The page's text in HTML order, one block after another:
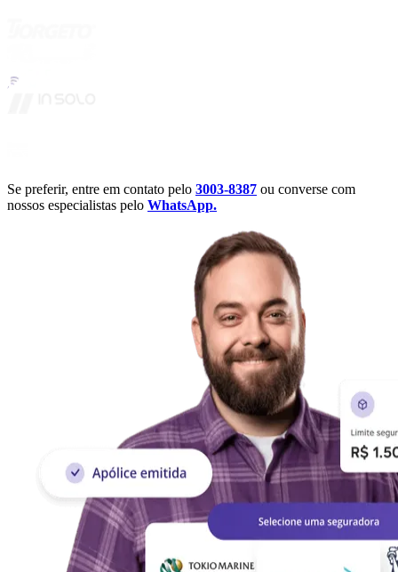
Se preferir, entre em contato pelo 3003-8387 ou converse com
nossos especialistas pelo WhatsApp.